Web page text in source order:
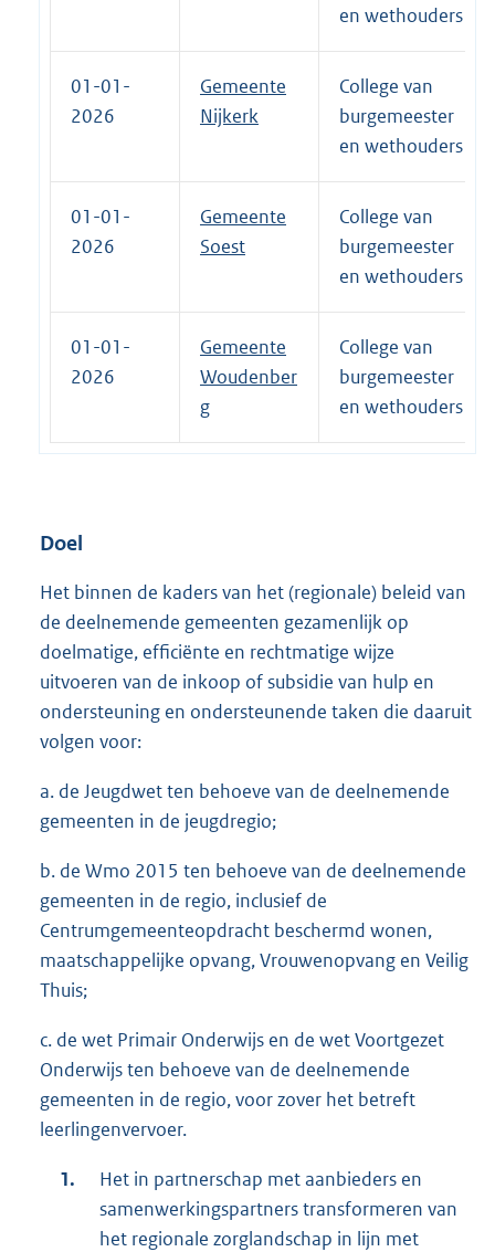
en wethouders
01-01-
2026
Gemeente
Nijkerk
College van
burgemeester
en wethouders
01-01-
2026
Gemeente
Soest
College van
burgemeester
en wethouders
01-01-
2026
Gemeente
Woudenber
g
College van
burgemeester
en wethouders
Doel
Het binnen de kaders van het (regionale) beleid van
de deelnemende gemeenten gezamenlijk op
doelmatige, efficiënte en rechtmatige wijze
uitvoeren van de inkoop of subsidie van hulp en
ondersteuning en ondersteunende taken die daaruit
volgen voor:
a. de Jeugdwet ten behoeve van de deelnemende
gemeenten in de jeugdregio;
b. de Wmo 2015 ten behoeve van de deelnemende
gemeenten in de regio, inclusief de
Centrumgemeenteopdracht beschermd wonen,
maatschappelijke opvang, Vrouwenopvang en Veilig
Thuis;
c. de wet Primair Onderwijs en de wet Voortgezet
Onderwijs ten behoeve van de deelnemende
gemeenten in de regio, voor zover het betreft
leerlingenvervoer.
Het in partnerschap met aanbieders en
samenwerkingspartners transformeren van
het regionale zorglandschap in lijn met